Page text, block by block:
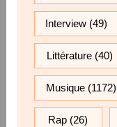
Interview (49)
Littérature(40)
Musique(1172)
Rap (26)